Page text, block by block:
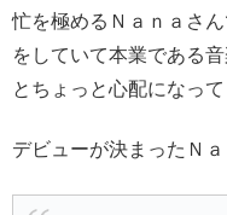
忙を極めるＮａｎａさ
をしていて本業である
とちょっと心配になって
デビューが決まったＮ